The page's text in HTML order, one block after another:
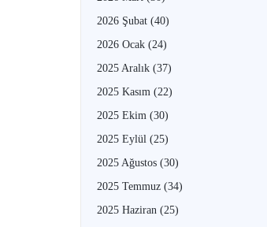
2026 Şubat (40)
2026 Ocak (24)
2025 Aralık (37)
2025 Kasım (22)
2025 Ekim (30)
2025 Eylül (25)
2025 Ağustos (30)
2025 Temmuz (34)
2025 Haziran (25)